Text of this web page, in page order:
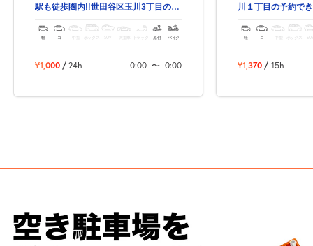
駅も徒歩圏内!!世田谷区玉川3丁目の予
軽 コ ボックス SUV トラック 原付 バイク
¥1,000 / 24h 0:00 〜 0:00
川１丁目の予約で
軽 コ ボックス
¥1,370 / 15h